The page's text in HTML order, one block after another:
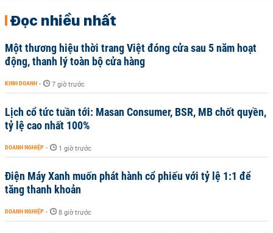
Đọc nhiều nhất
Một thương hiệu thời trang Việt đóng cửa sau 5 năm hoạt
động, thanh lý toàn bộ cửa hàng
KINH DOANH - 7 giờ trước
Lịch cổ tức tuần tới: Masan Consumer, BSR, MB chốt quyền,
tỷ lệ cao nhất 100%
DOANH NGHIỆP - 1 giờ trước
Điện Máy Xanh muốn phát hành cổ phiếu với tỷ lệ 1:1 để
tăng thanh khoản
DOANH NGHIỆP - 8 giờ trước